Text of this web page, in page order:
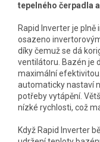
tepelného čerpadla
Rapid Inverter je
osazeno
díky čemuž se dá
ventilátoru. Bazén je
maximální
automaticky nastaví
potřeby vytápění.
nízké rychlosti, což
Když Rapid Inverter